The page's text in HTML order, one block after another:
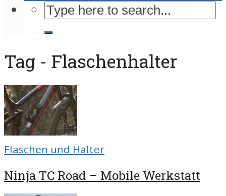
Tag - Flaschenhalter
Flaschen und Halter
Ninja TC Road – Mobile Werkstatt